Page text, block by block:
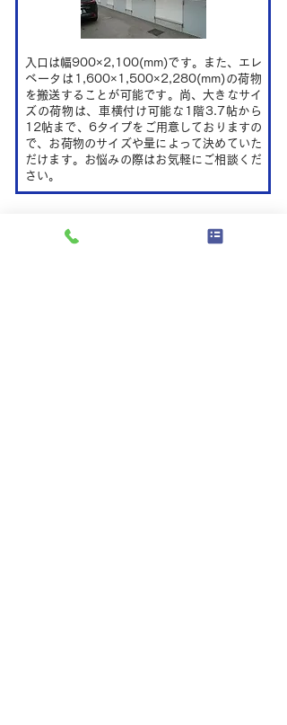
入口は幅900×2,100(mm)です。また、エレ
ベータは1,600×1,500×2,280(mm)の荷物
を搬送することが可能です。尚、大きなサイ
ズの荷物は、車横付け可能な1階3.7帖から
12帖まで、6タイプをご用意しておりますの
で、お荷物のサイズや量によって決めていた
だけます。お悩みの際はお気軽にご相談くだ
さい。